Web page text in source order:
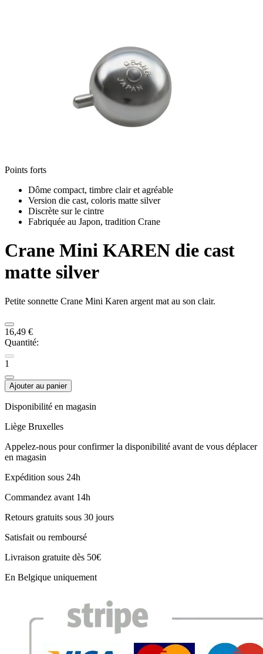
Points forts
Dôme compact, timbre clair et agréable
Version die cast, coloris matte silver
Discrète sur le cintre
Fabriquée au Japon, tradition Crane
Crane Mini KAREN die cast
matte silver
Petite sonnette Crane Mini Karen argent mat au son clair.
16,49 €
Quantité:
1
Ajouter au panier
Disponibilité en magasin
Liège Bruxelles
Appelez-nous pour confirmer la disponibilité avant de vous déplacer
en magasin
Expédition sous 24h
Commandez avant 14h
Retours gratuits sous 30 jours
Satisfait ou remboursé
Livraison gratuite dès 50€
En Belgique uniquement